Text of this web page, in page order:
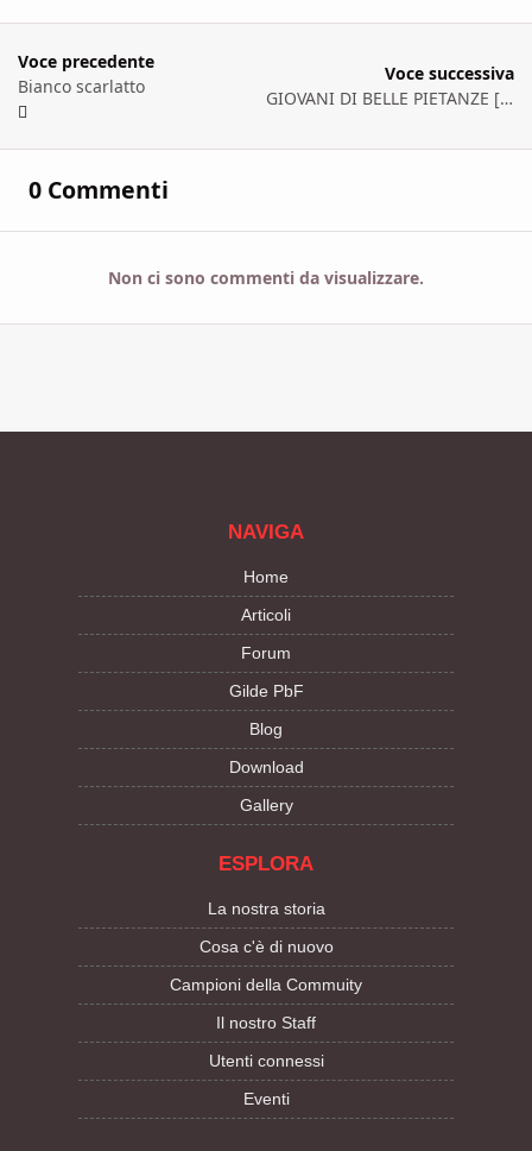
Voce precedente
Bianco scarlatto
Voce successiva
GIOVANI DI BELLE PIETANZE [seconda parte]
0 Commenti
Non ci sono commenti da visualizzare.
NAVIGA
Home
Articoli
Forum
Gilde PbF
Blog
Download
Gallery
ESPLORA
La nostra storia
Cosa c'è di nuovo
Campioni della Commuity
Il nostro Staff
Utenti connessi
Eventi